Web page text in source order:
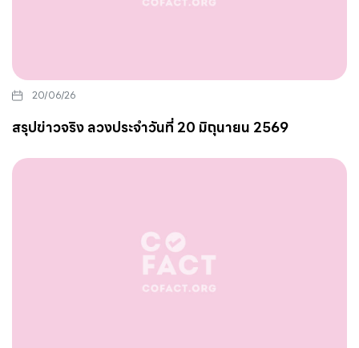
20/06/26
สรุปข่าวจริง ลวงประจำวันที่ 20 มิถุนายน 2569